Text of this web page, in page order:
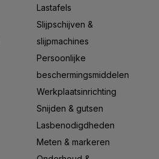
Lastafels
Slijpschijven &
slijpmachines
Persoonlijke
beschermingsmiddelen
Werkplaatsinrichting
Snijden & gutsen
Lasbenodigdheden
Meten & markeren